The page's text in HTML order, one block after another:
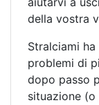
della vostra
Stralciami
problemi di
dopo passo
situazione (o